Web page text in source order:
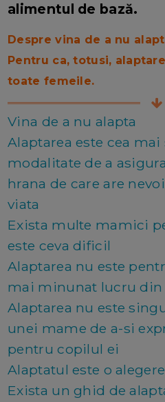
alimentul de bază.
Despre vina de a nu
Pentru ca, totusi,
toate femeile.
Vina de a nu alapta
Alaptarea este cea mai
modalitate de a
hrana de care are
viata
Exista multe mamici
este ceva dificil
Alaptarea nu este
mai minunat lucru din
Alaptarea nu este
unei mame de a-si
pentru copilul ei
Alaptatul este o
Exista un ghid de